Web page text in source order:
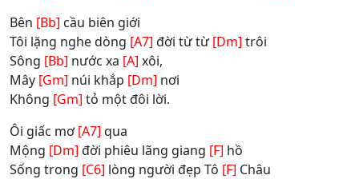
Bên [Bb] cầu biên giới
Tôi lặng nghe dòng [A7] đời từ từ[Dm] trôi
Sông [Bb] nước xa [A] xôi,
Mây [Gm] núi khắp [Dm] nơi
Không [Gm] tỏ một đôi lời.
Ôi giấc mơ[A7] qua
Mộng [Dm] đời phiêu lãng giang [F] hồ
Sống trong [C6] lòng người đẹp Tô [F] Châu